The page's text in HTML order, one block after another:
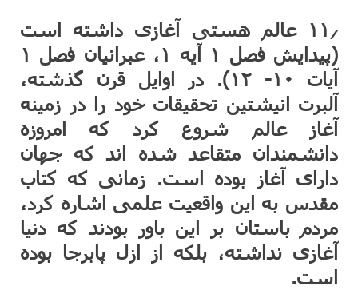
۱۱٫ عالم هستی آغازی داشته است
(پیدایش فصل ۱ آیه ۱، عبرانیان فصل ۱
آیات ۱۰- ۱۲). در اوایل قرن گذشته،
آلبرت انیشتین تحقیقات خود را در زمینه
آغاز عالم شروع کرد که امروزه
دانشمندان متقاعد شده اند که جهان
دارای آغاز بوده است. زمانی که کتاب
مقدس به این واقعیت علمی اشاره کرد،
مردم باستان بر این باور بودند که دنیا
آغازی نداشته، بلکه از ازل پابرجا بوده
است.